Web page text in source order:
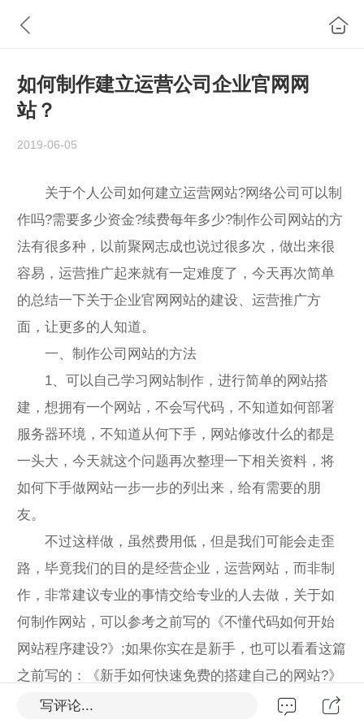
如何制作建立运营公司企业官网网
站？
2019-06-05
关于个人公司如何建立运营网站?网络公司可以制
作吗?需要多少资金?续费每年多少?制作公司网站的方
法有很多种，以前聚网志成也说过很多次，做出来很
容易，运营推广起来就有一定难度了，今天再次简单
的总结一下关于企业官网网站的建设、运营推广方
面，让更多的人知道。
一、制作公司网站的方法
1、可以自己学习网站制作，进行简单的网站搭
建，想拥有一个网站，不会写代码，不知道如何部署
服务器环境，不知道从何下手，网站修改什么的都是
一头大，今天就这个问题再次整理一下相关资料，将
如何下手做网站一步一步的列出来，给有需要的朋
友。
不过这样做，虽然费用低，但是我们可能会走歪
路，毕竟我们的目的是经营企业，运营网站，而非制
作，非常建议专业的事情交给专业的人去做，关于如
何制作网站，可以参考之前写的《不懂代码如何开始
网站程序建设?》;如果你实在是新手，也可以看看这篇
之前写的：《新手如何快速免费的搭建自己的网站?》
看完本文，相信你起码也了解个大概了。
写评论...